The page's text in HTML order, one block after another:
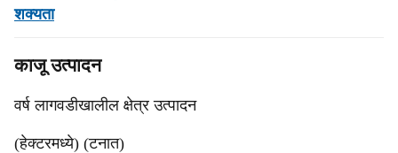
शक्यता
काजू उत्पादन
वर्ष लागवडीखालील क्षेत्र उत्पादन
(हेक्टरमध्ये) (टनात)